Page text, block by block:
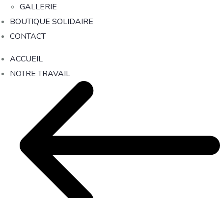
GALLERIE
BOUTIQUE SOLIDAIRE
CONTACT
ACCUEIL
NOTRE TRAVAIL